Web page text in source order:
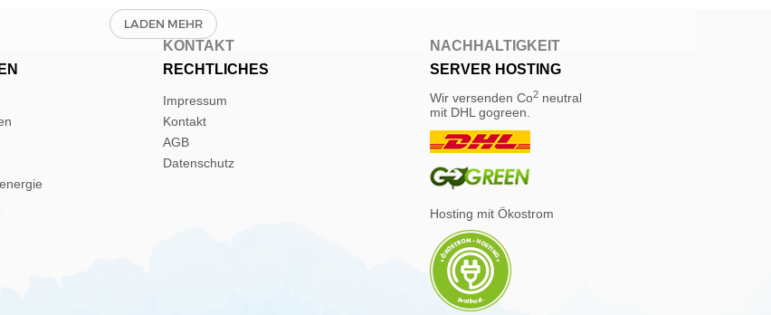
KONTAKT
RECHTLICHES
Impressum
Kontakt
AGB
Datenschutz
NACHHALTIGKEIT
SERVER HOSTING
Wir versenden Co2 neutral
mit DHL gogreen.
Hosting mit Ökostrom